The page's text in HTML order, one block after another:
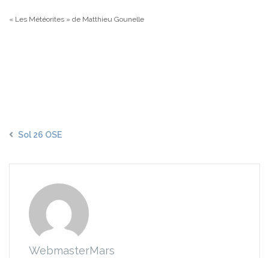
« Les Météorites » de Matthieu Gounelle
Sol 26 OSE
WebmasterMars